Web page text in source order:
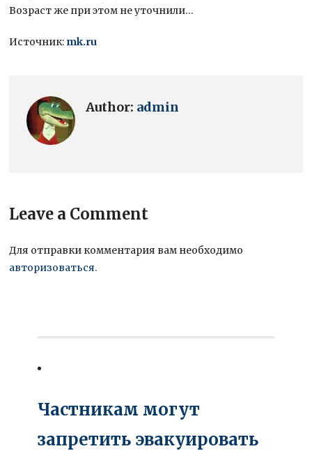
Возраст же при этом не уточнили…
Источник: mk.ru
Author: admin
Leave a Comment
Для отправки комментария вам необходимо
авторизоваться.
Частникам могут
запретить эвакуировать